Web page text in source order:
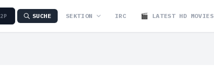
SUCHE SEKTION IRC 🎬 LATEST HD MOVIES